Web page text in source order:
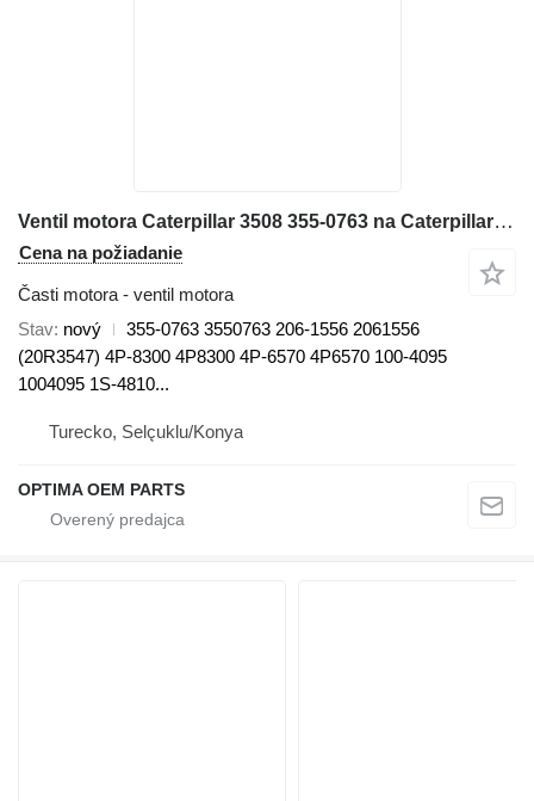
Ventil motora Caterpillar 3508 355-0763 na Caterpillar 3520
Cena na požiadanie
Časti motora - ventil motora
Stav nový
355-0763 3550763 206-1556 2061556
(20R3547) 4P-8300 4P8300 4P-6570 4P6570 100-4095
1004095 1S-4810...
Turecko, Selçuklu/Konya
OPTIMA OEM PARTS